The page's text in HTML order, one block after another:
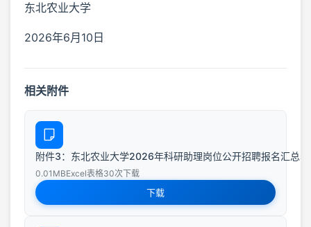
东北农业大学
2026年6月10日
相关附件
附件3：东北农业大学2026年科研助理岗位公开招聘报名汇总
0.01MBExcel表格30次下载
下载